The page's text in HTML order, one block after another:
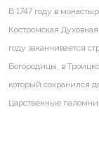
В 1747 году в
Костромская
году заканчивается
Богородицы, в
который сохранился
Царственные